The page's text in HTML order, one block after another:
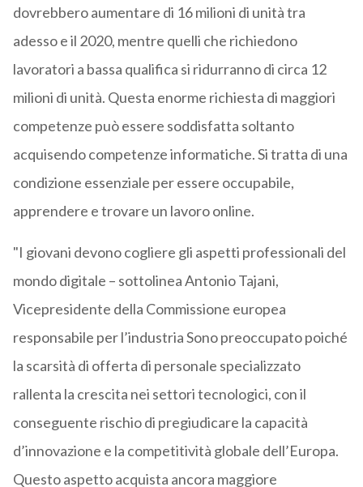
dovrebbero aumentare di 16 milioni di unità tra
adesso e il 2020, mentre quelli che richiedono
lavoratori a bassa qualifica si ridurranno di circa 12
milioni di unità. Questa enorme richiesta di maggiori
competenze può essere soddisfatta soltanto
acquisendo competenze informatiche. Si tratta di una
condizione essenziale per essere occupabile,
apprendere e trovare un lavoro online.
"I giovani devono cogliere gli aspetti professionali del
mondo digitale – sottolinea Antonio Tajani,
Vicepresidente della Commissione europea
responsabile per l’industria Sono preoccupato poiché
la scarsità di offerta di personale specializzato
rallenta la crescita nei settori tecnologici, con il
conseguente rischio di pregiudicare la capacità
d’innovazione e la competitività globale dell’Europa.
Questo aspetto acquista ancora maggiore